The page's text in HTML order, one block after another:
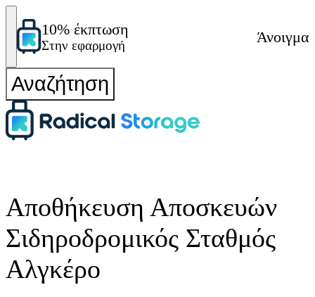
10% έκπτωση
Στην εφαρμογή
Άνοιγμα
Αναζήτηση
Αποθήκευση Αποσκευών
Σιδηροδρομικός Σταθμός
Αλγκέρο